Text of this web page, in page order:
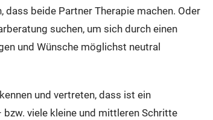
dass beide Partner Therapie machen. Oder
suchen, um sich durch einen
und Wünsche möglichst neutral
und vertreten, dass ist ein
viele kleine und mittleren Schritte